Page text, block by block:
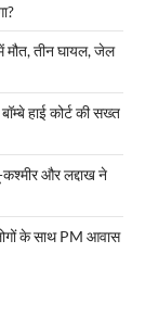
तीन घायल, जेल
हाई कोर्ट की सख्त
और लद्दाख ने
के साथ PM आवास